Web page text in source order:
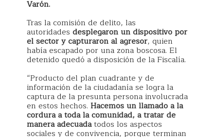
Varón.
Tras la comisión de delito, las
autoridades desplegaron un dispositivo por
el sector y capturaron al agresor, quien
había escapado por una zona boscosa. El
detenido quedó a disposición de la Fiscalía.
“Producto del plan cuadrante y de
información de la ciudadanía se logra la
captura de la presunta persona involucrada
en estos hechos. Hacemos un llamado a la
cordura a toda la comunidad, a tratar de
manera adecuadatodos los aspectos
sociales y de convivencia, porque terminan